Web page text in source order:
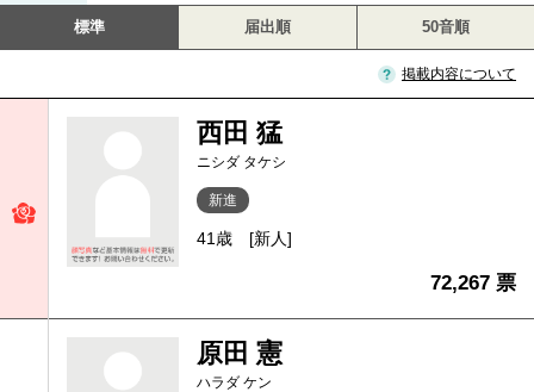
標準 届出順 50音順
掲載内容について
西田 猛
ニシダ タケシ
新進
41歳 [新人]
72,267 票
原田 憲
ハラダ ケン